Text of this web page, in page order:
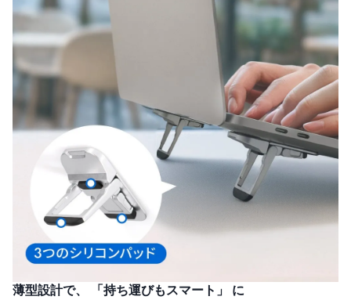
薄型設計で、 「持ち運びもスマート」
に